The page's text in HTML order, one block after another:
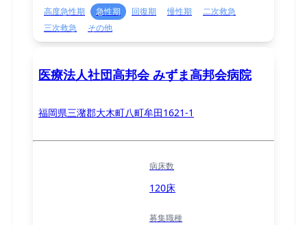
高度急性期 急性期 回復期 慢性期
二次救急
三次救急
その他
医療法人社団高邦会 みずま高邦会病院
福岡県三潴郡大木町八町牟田1621-1
病床数
120床
募集職種